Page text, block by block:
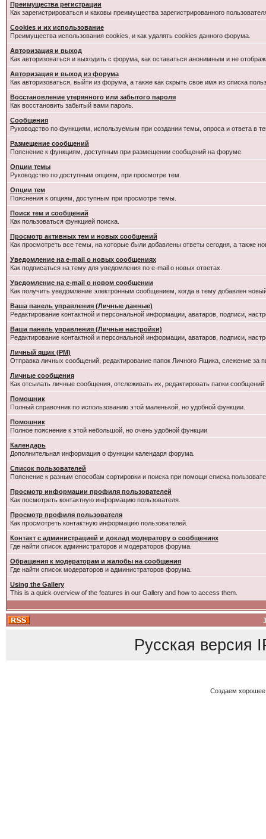
Преимущества регистрации
Как зарегистрироваться и каковы преимущества зарегистрированного
Cookies и их использование
Преимущества использования cookies, и как удалять cookies данного форума.
Авторизация и выход
Как авторизоваться и выходить с форума, как оставаться анонимным и не
Авторизация и выход из форума
Как авторизоваться, выйти из форума, а также как скрыть свое имя из списка
Восстановление утерянного или забытого пароля
Как восстановить забытый вами пароль.
Сообщения
Руководство по функциям, используемым при создании темы, опроса и ответа в
Размещение сообщений
Пояснение к функциям, доступным при размещении сообщений на форуме.
Опции темы
Руководство по доступным опциям, при просмотре тем.
Опции тем
Пояснения к опциям, доступным при просмотре темы.
Поиск тем и сообщений
Как пользоваться функцией поиска.
Просмотр активных тем и новых сообщений
Как просмотреть все темы, на которые были добавлены ответы сегодня, а также
Уведомление на e-mail о новых сообщениях
Как подписаться на тему для уведомления по e-mail о новых ответах.
Уведомление на е-mail о новом сообщении
Как получить уведомление электронным сообщением, когда в тему добавлен
Ваша панель управления (Личные данные)
Редактирование контактной и персональной информации, аватаров, подписи,
Ваша панель управления (Личные настройки)
Редактирование контактной и персональной информации, аватаров, подписи,
Личный ящик (PM)
Отправка личных сообщений, редактирование папок Личного Ящика, слежение за
Личные сообщения
Как отсылать личные сообщения, отслеживать их, редактировать папки
Помощник
Полный справочник по использованию этой маленькой, но удобной функции.
Помошник
Полное пояснение к этой небольшой, но очень удобной функции
Календарь
Дополнительная информация о функции календаря форума.
Список пользователей
Пояснение к разным способам сортировки и поиска при помощи списка
Просмотр информации профиля пользователей
Как посмотреть контактную информацию пользователя.
Просмотр профиля пользователя
Как просмотреть контактную информацию пользователей.
Контакт с администрацией и доклад модератору о сообщениях
Где найти список администраторов и модераторов форума.
Обращения к модераторам и жалобы на сообщения
Где найти список модераторов и администраторов форума.
Using the Gallery
This is a quick overview of the features in our Gallery and how to access them.
Русская версия
Создаем